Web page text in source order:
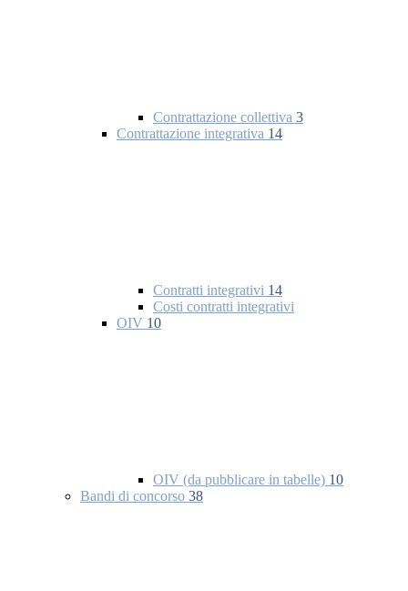
Contrattazione collettiva 3
Contrattazione integrativa 14
Contratti integrativi 14
Costi contratti integrativi
OIV 10
OIV (da pubblicare in tabelle) 10
Bandi di concorso 38